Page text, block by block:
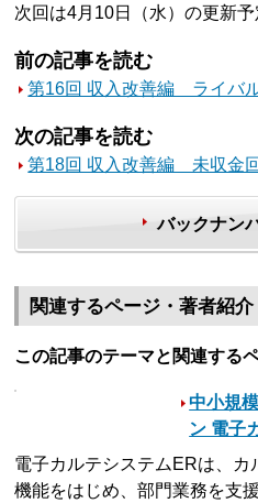
次回は4月10日（水）の更新予
前の記事を読む
第16回 収入改善編 ライバ
次の記事を読む
第18回 収入改善編 未収金
バックナン
関連するページ・著者紹介
この記事のテーマと関連する
中小規
ン 電子
電子カルテシステムERは、
機能をはじめ、部門業務を支